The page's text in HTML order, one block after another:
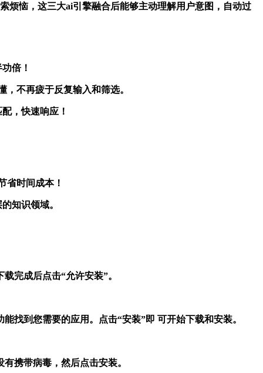
烦恼，这三大ai引擎融合后能够主动理解用户意图，自动过
倍！
不再疲于反复输入和筛选。
，快速响应！
省时间成本！
知识领域。
完成后点击“允许安装”。
找到您需要的应用。点击“安装”即 可开始下载和安装。
携带病毒，然后点击安装。